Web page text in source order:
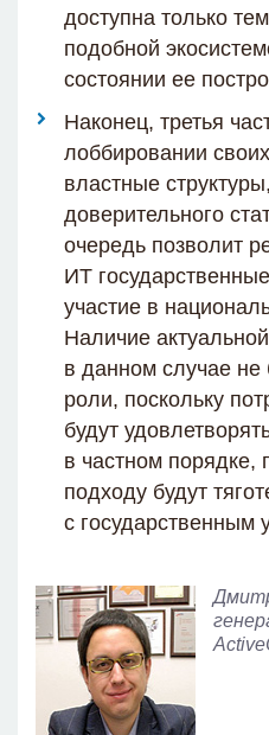
доступна только
подобной
состоянии ее
Наконец, третья
лоббировании
властные
доверительного
очередь позволит
ИТ
участие в
Наличие
в данном случае не
роли, поскольку
будут
в частном порядке,
подходу будут
с государственным